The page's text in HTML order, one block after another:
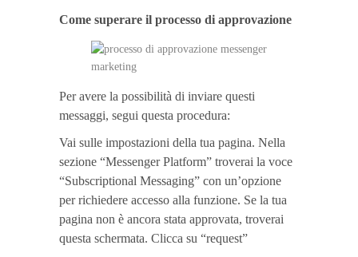
Come superare il processo di approvazione
Per avere la possibilità di inviare questi
messaggi, segui questa procedura:
Vai sulle impostazioni della tua pagina. Nella
sezione “Messenger Platform” troverai la voce
“Subscriptional Messaging” con un’opzione
per richiedere accesso alla funzione. Se la tua
pagina non è ancora stata approvata, troverai
questa schermata. Clicca su “request”